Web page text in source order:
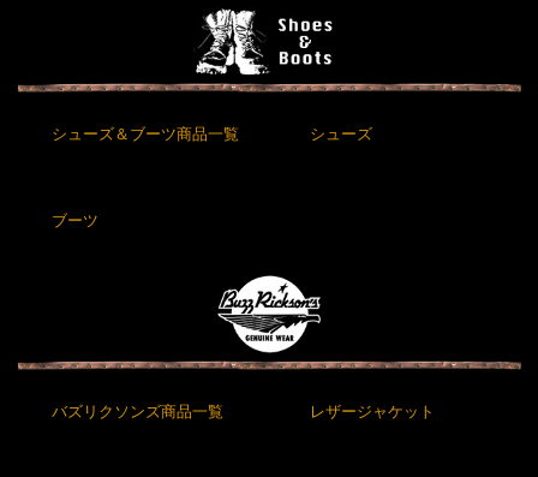
シューズ＆ブーツ商品一覧 シューズ
ブーツ
バズリクソンズ商品一覧 レザージャケット